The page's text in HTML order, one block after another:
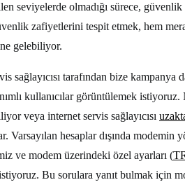
seviyelerde olmadığı sürece,
zafiyetlerini tespit etmek, hem
gelebiliyor.
sağlayıcısı tarafından bize
kullanıcılar görüntülemek
veya internet servis sağlayıcısı
Varsayılan hesaplar dışında
ve modem üzerindeki özel ayarları (
Bu sorulara yanıt bulmak için